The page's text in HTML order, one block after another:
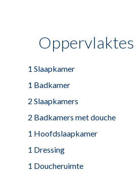
Oppervlaktes
1 Slaapkamer
1 Badkamer
2 Slaapkamers
2 Badkamers met douche
1 Hoofdslaapkamer
1 Dressing
1 Doucheruimte